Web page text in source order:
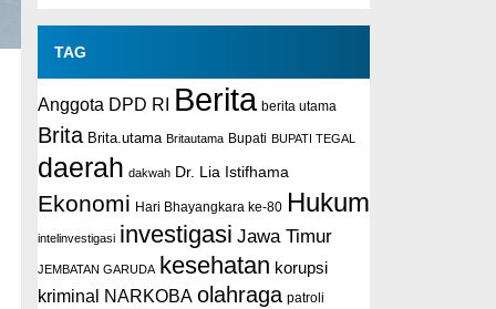
TAG
Anggota DPD RI Berita berita utama
Brita Brita.utama Britautama Bupati BUPATI TEGAL
daerah dakwah Dr. Lia Istifhama
Ekonomi Hari Bhayangkara ke-80 Hukum
intelinvestigasi investigasi Jawa Timur
JEMBATAN GARUDA kesehatan korupsi
kriminal NARKOBA olahraga patroli